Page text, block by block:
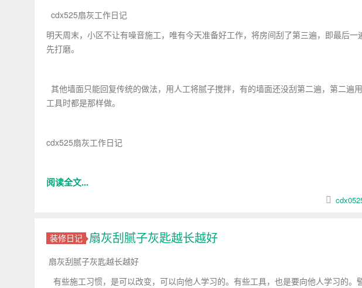
cdx525扇灰工作日记
明天周末，小区不让有噪音施工，唯有今天准备好工作，将房间刮了第三遍，即最后
先打磨。
其他墙面只能回复传统的做法，用人工将腻子搅拌，有的墙面还没刮第二遍，第二遍
工具时都是那样做。
cdx525扇灰工作日记
阅读全文...
装修日记 扇灰刮腻子灰匙越长越好
扇灰刮腻子灰匙越长越好
有些施工习惯，是可以改变，可以向他人学习的。有些工具，也是要向他人学习的。